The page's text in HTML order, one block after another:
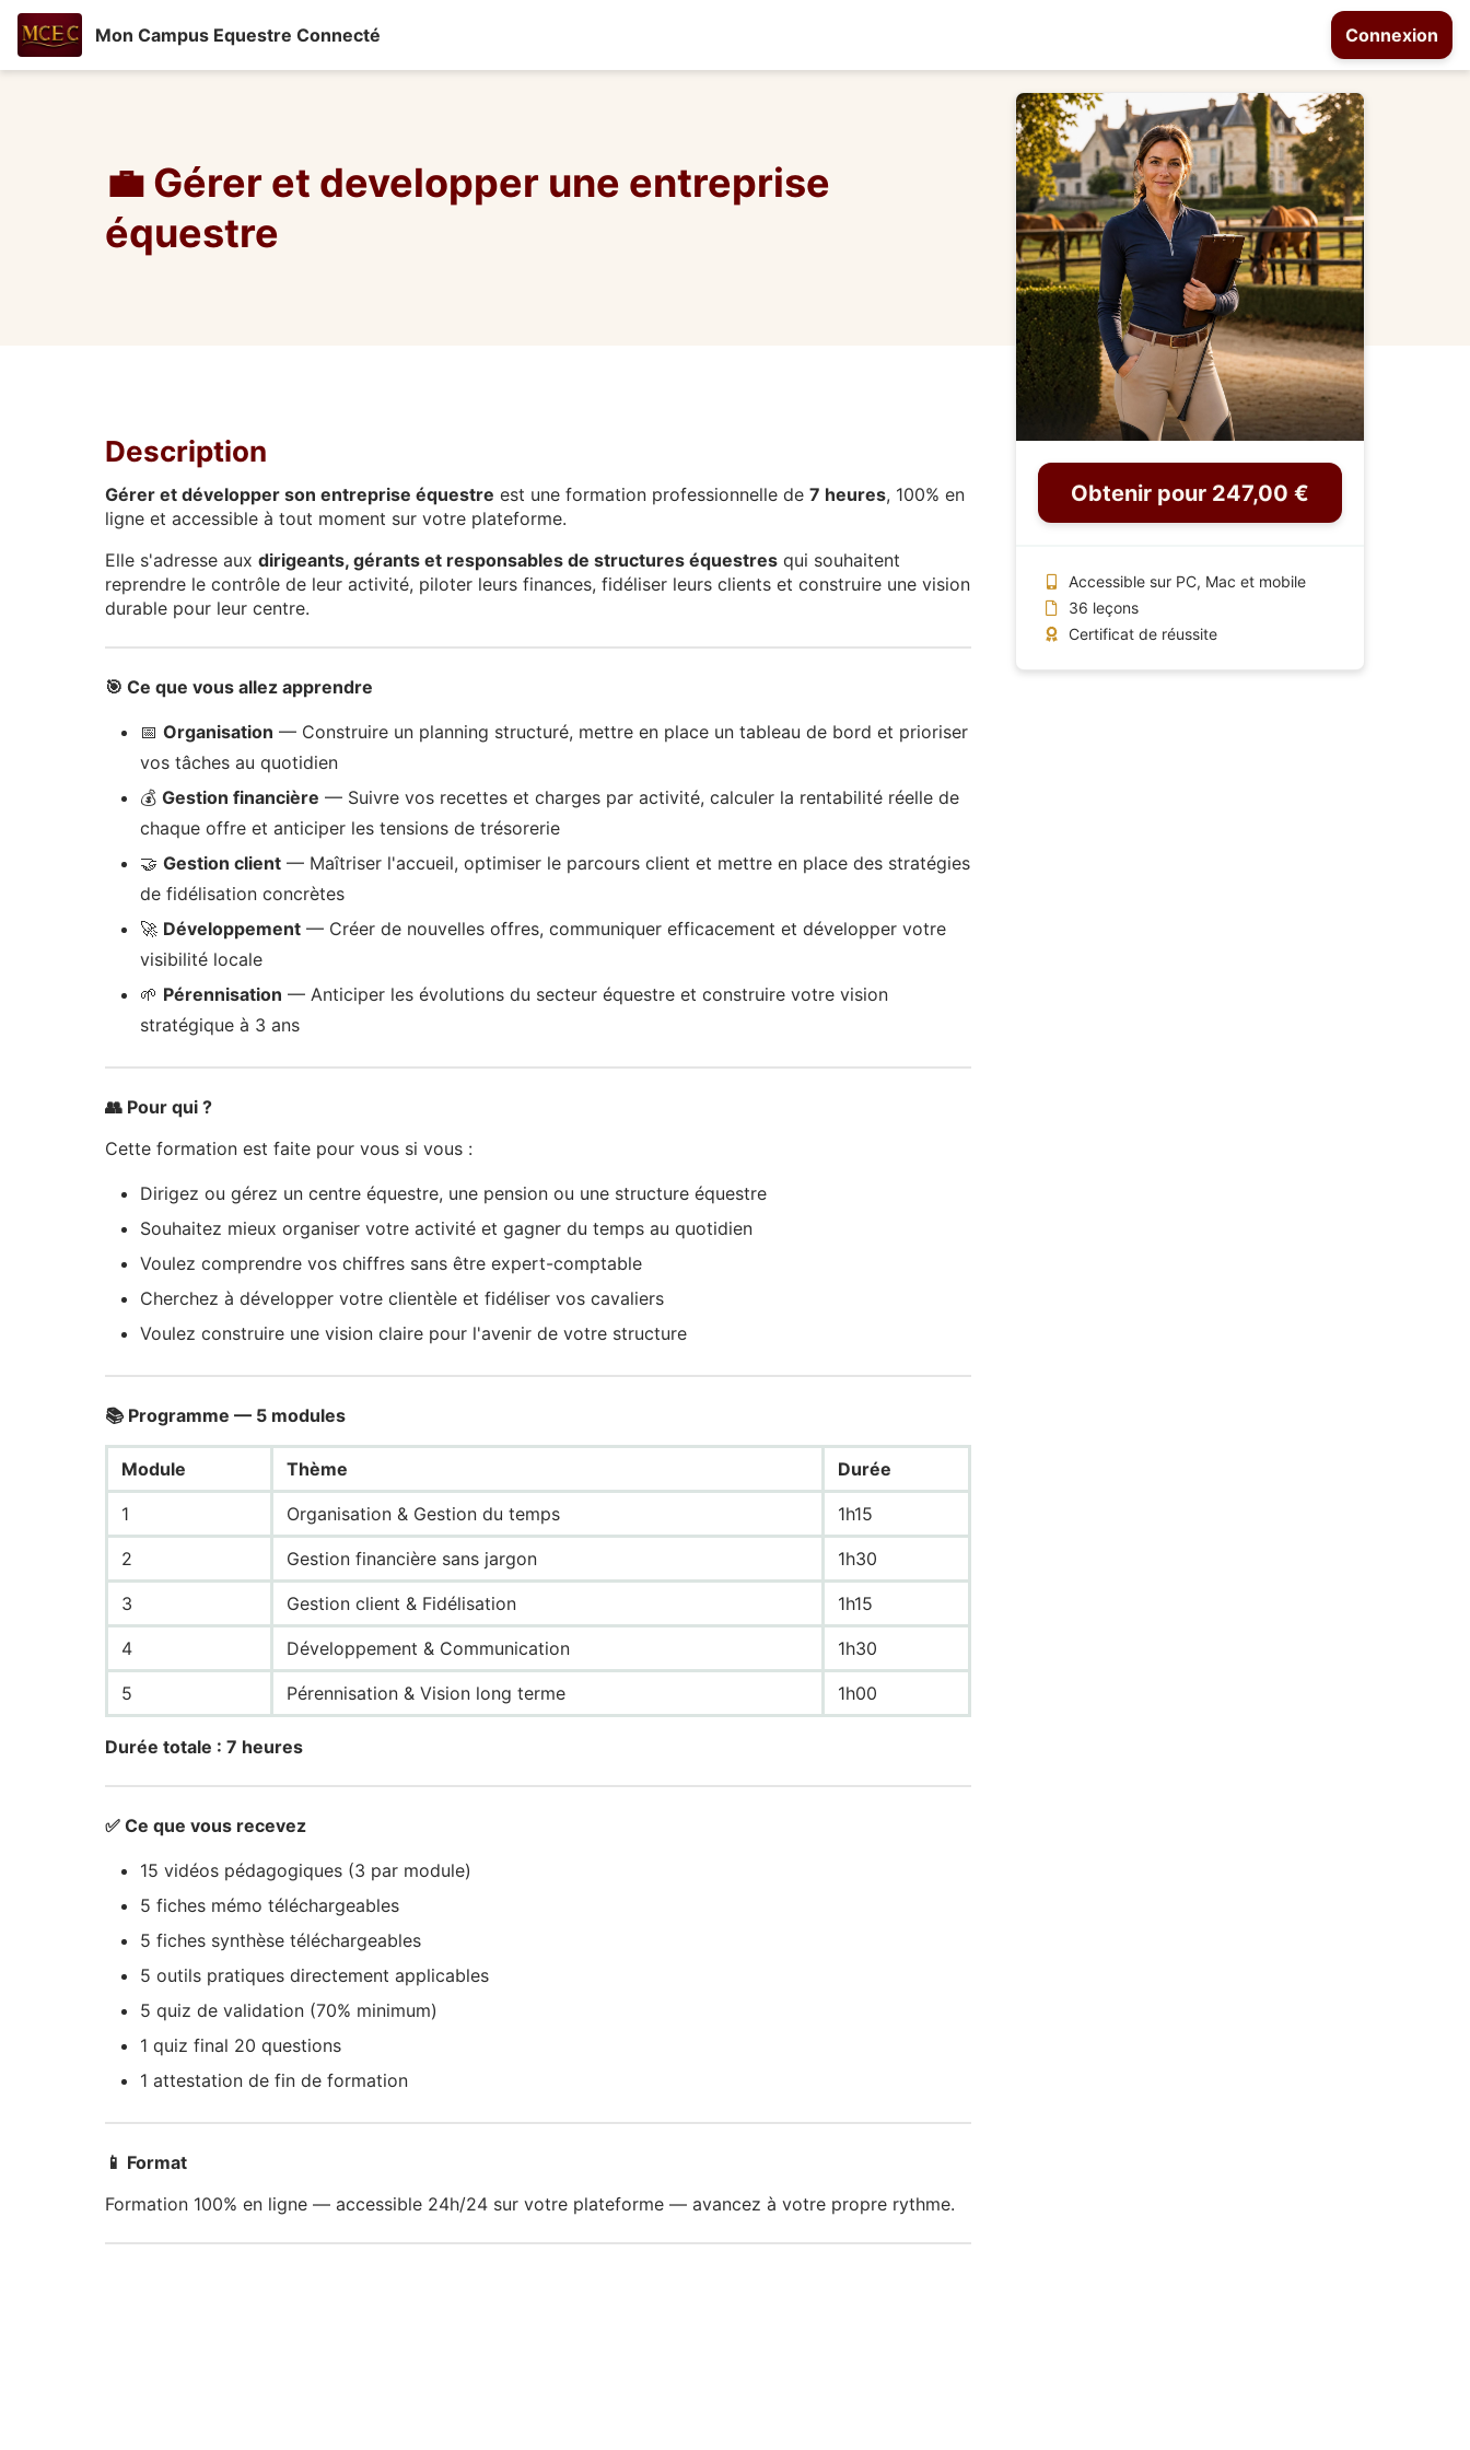
Mon Campus Equestre Connecté Connexion
💼 Gérer et developper une entreprise
équestre
Obtenir pour 247,00 €
Accessible sur PC, Mac et mobile
36 leçons
Certificat de réussite
Description
Gérer et développer son entreprise équestre est une formation professionnelle de 7 heures, 100% en
ligne et accessible à tout moment sur votre plateforme.
Elle s'adresse aux dirigeants, gérants et responsables de structures équestres qui souhaitent
reprendre le contrôle de leur activité, piloter leurs finances, fidéliser leurs clients et construire une vision
durable pour leur centre.
🎯 Ce que vous allez apprendre
📅 Organisation — Construire un planning structuré, mettre en place un tableau de bord et prioriser
vos tâches au quotidien
💰 Gestion financière — Suivre vos recettes et charges par activité, calculer la rentabilité réelle de
chaque offre et anticiper les tensions de trésorerie
🤝 Gestion client — Maîtriser l'accueil, optimiser le parcours client et mettre en place des stratégies
de fidélisation concrètes
🚀 Développement — Créer de nouvelles offres, communiquer efficacement et développer votre
visibilité locale
🌱 Pérennisation — Anticiper les évolutions du secteur équestre et construire votre vision
stratégique à 3 ans
👥 Pour qui ?
Cette formation est faite pour vous si vous :
Dirigez ou gérez un centre équestre, une pension ou une structure équestre
Souhaitez mieux organiser votre activité et gagner du temps au quotidien
Voulez comprendre vos chiffres sans être expert-comptable
Cherchez à développer votre clientèle et fidéliser vos cavaliers
Voulez construire une vision claire pour l'avenir de votre structure
📚 Programme — 5 modules
Module Thème Durée
1 Organisation & Gestion du temps 1h15
2 Gestion financière sans jargon 1h30
3 Gestion client & Fidélisation 1h15
4 Développement & Communication 1h30
5 Pérennisation & Vision long terme 1h00
Durée totale : 7 heures
✅ Ce que vous recevez
15 vidéos pédagogiques (3 par module)
5 fiches mémo téléchargeables
5 fiches synthèse téléchargeables
5 outils pratiques directement applicables
5 quiz de validation (70% minimum)
1 quiz final 20 questions
1 attestation de fin de formation
📱 Format
Formation 100% en ligne — accessible 24h/24 sur votre plateforme — avancez à votre propre rythme.